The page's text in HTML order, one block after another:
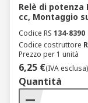
Relè di potenza
cc, Montaggio
Codice RS 134-8390
Codice costruttore
Prezzo per 1 unità
6,25 €(IVA esclusa)
Quantità